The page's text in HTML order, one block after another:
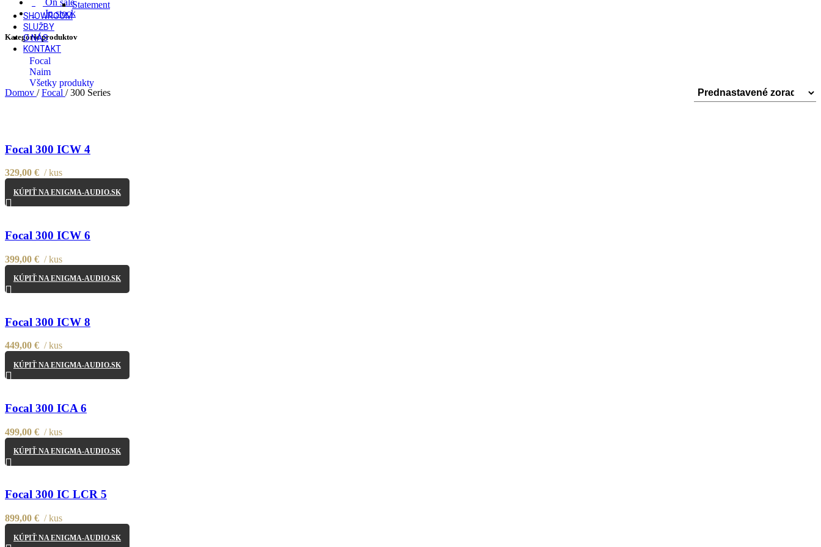
Statement
SHOWROOM
SLUŽBY
O NÁS
KONTAKT
In stock
Kategórie produktov
Focal
Naim
Všetky produkty
Domov / Focal / 300 Series
Focal 300 ICW 4
329,00 € kus
KÚPIŤ NA ENIGMA-AUDIO.SK
Focal 300 ICW 6
399,00 € kus
KÚPIŤ NA ENIGMA-AUDIO.SK
Focal 300 ICW 8
449,00 € kus
KÚPIŤ NA ENIGMA-AUDIO.SK
Focal 300 ICA 6
499,00 € kus
KÚPIŤ NA ENIGMA-AUDIO.SK
Focal 300 IC LCR 5
899,00 € kus
KÚPIŤ NA ENIGMA-AUDIO.SK